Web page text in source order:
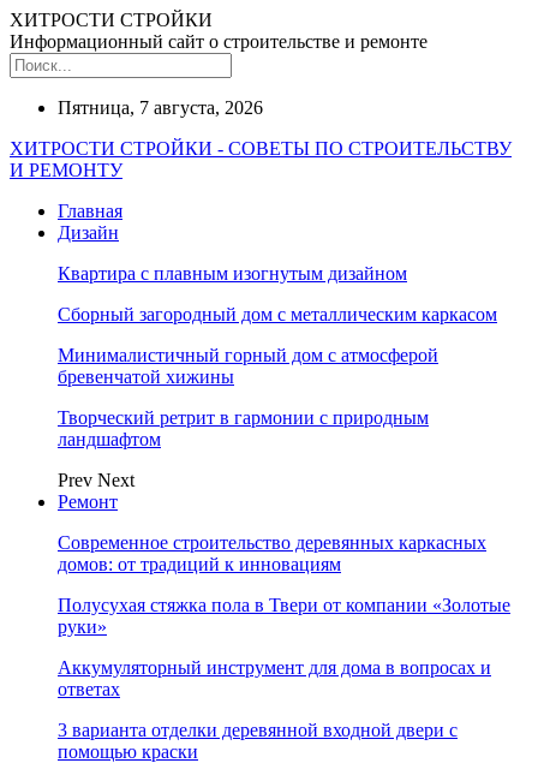
ХИТРОСТИ СТРОЙКИ
Информационный сайт о строительстве и ремонте
Пятница, 7 августа, 2026
ХИТРОСТИ СТРОЙКИ - СОВЕТЫ ПО СТРОИТЕЛЬСТВУ
И РЕМОНТУ
Главная
Дизайн
Квартира с плавным изогнутым дизайном
Сборный загородный дом с металлическим каркасом
Минималистичный горный дом с атмосферой
бревенчатой хижины
Творческий ретрит в гармонии с природным
ландшафтом
Prev Next
Ремонт
Современное строительство деревянных каркасных
домов: от традиций к инновациям
Полусухая стяжка пола в Твери от компании «Золотые
руки»
Аккумуляторный инструмент для дома в вопросах и
ответах
3 варианта отделки деревянной входной двери с
помощью краски